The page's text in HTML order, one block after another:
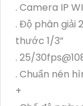
. Camera IP
. Độ phân giải
thước 1/3”
. 25/
. Chuẩn nén
+